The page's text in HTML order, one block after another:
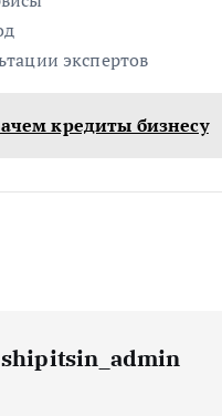
экспертов
кредиты бизнесу
shipitsin_admin